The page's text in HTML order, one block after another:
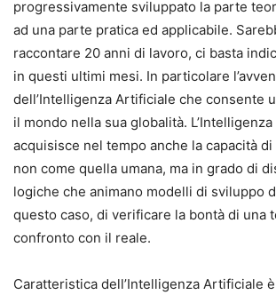
progressivamente sviluppato la parte
ad una parte pratica ed applicabile.
raccontare 20 anni di lavoro, ci basta
in questi ultimi mesi. In particolare
dell’Intelligenza Artificiale che consente
il mondo nella sua globalità.
acquisisce nel tempo anche la capacità
non come quella umana, ma in grado di
logiche che animano modelli di sviluppo
questo caso, di verificare la bontà di una
confronto con il reale.
Caratteristica dell’Intelligenza Artificiale